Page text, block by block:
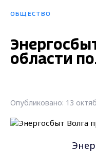
ОБЩЕСТВО
области
Опубликовано: 13